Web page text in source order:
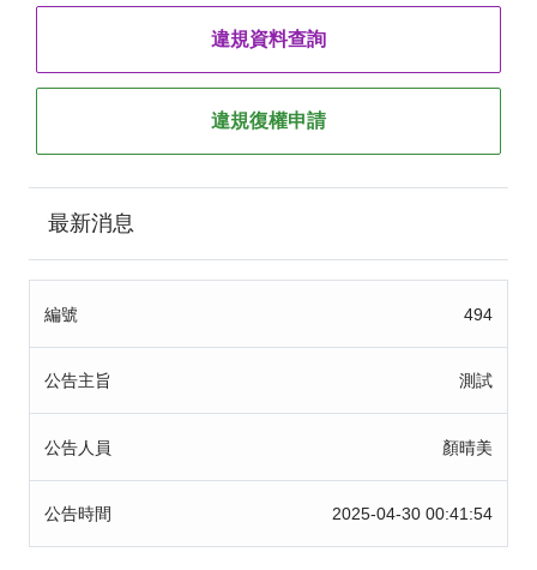
違規資料查詢
違規復權申請
最新消息
編號 494
公告主旨 測試
公告人員 顏晴美
公告時間 2025-04-30 00:41:54